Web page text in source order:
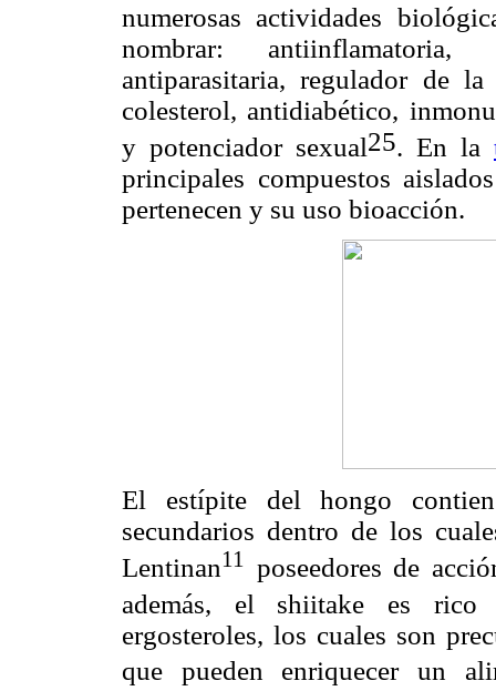
numerosas actividades
nombrar: antiinflamatoria,
antiparasitaria, regulador de
colesterol, antidiabético,
y potenciador sexual25. En la
principales compuestos
pertenecen y su uso bioacción.
El estípite del hongo
secundarios dentro de los
Lentinan11
poseedores de
además, el shiitake es rico
ergosteroles, los cuales son
que pueden enriquecer un